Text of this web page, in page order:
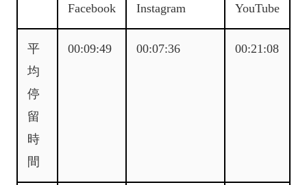
Facebook Instagram YouTube
平
均
停
留
時
間
00:09:49 00:07:36 00:21:08